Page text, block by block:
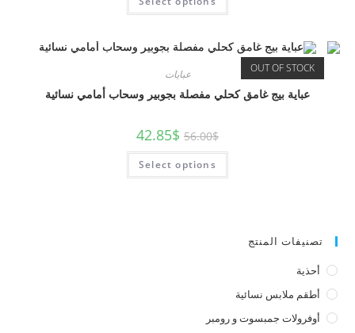
OUT OF STOCK عبايات
عباية بيج غامق كحلي مفصلة بجوبير وسحاب أمامي نسائية
56.00$
42.85$
Select options
تصنيفات المنتج
أحذية
أطقم ملابس نسائية
أوفرولات جمبسوت و رومبر